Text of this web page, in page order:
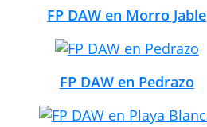
FP DAW en Morro Jable
FP DAW en Pedrazo